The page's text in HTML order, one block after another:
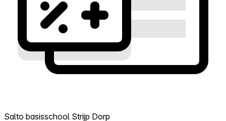
Salto basisschool Strijp Dorp